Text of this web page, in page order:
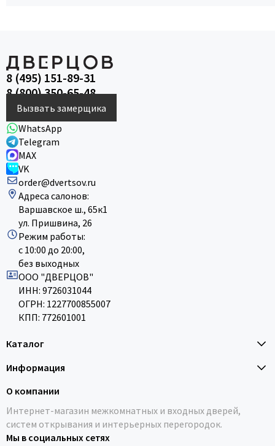
8 (495) 151-89-31
8 (800) 350-65-48
Вызвать замерщика
WhatsApp
Telegram
MAX
VK
order@dvertsov.ru
Адреса салонов:
Варшавское ш., 65к1
ул. Пришвина, 26
Режим работы:
с 10:00 до 20:00,
без выходных
ООО "ДВЕРЦОВ"
ИНН: 9726031044
ОГРН: 1227700855007
КПП: 772601001
Каталог
Информация
О компании
Интернет-магазин межкомнатных и входных дверей,
систем открывания и интерьерных перегородок.
Мы в социальных сетях